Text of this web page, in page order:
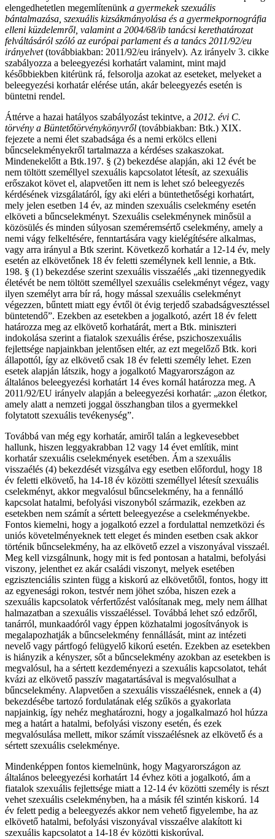
elengedhetetlen megemlítenünk a gyermekek szexuális
bántalmazása, szexuális kizsákmányolása és a gyermekpornográfia
elleni küzdelemről, valamint a 2004/68/ib tanácsi kerethatározat
felváltásáról szóló az európai parlament és a tanács 2011/92/eu
irányelvet(továbbiakban: 2011/92/eu irányelv). Az irányelv 3. cikke
szabályozza a beleegyezési korhatárt valamint, mint majd
későbbiekben kitérünk rá, felsorolja azokat az eseteket, melyeket a
beleegyezési korhatár elérése után, akár beleegyezés esetén is
büntetni rendel.
Áttérve a hazai hatályos szabályozást tekintve, a 2012. évi C.
törvény a Büntetőtörvénykönyvről (továbbiakban: Btk.) XIX.
fejezete a nemi élet szabadsága és a nemi erkölcs elleni
bűncselekményekről tartalmazza a kérdéses szakaszokat.
Mindenekelőtt a Btk.197. § (2) bekezdése alapján, aki 12 évét be
nem töltött személlyel szexuális kapcsolatot létesít, az szexuális
erőszakot követ el, alapvetően itt nem is lehet szó beleegyezés
kérdésének vizsgálatáról, így aki eléri a büntethetőségi korhatárt,
mely jelen esetben 14 év, az minden szexuális cselekmény esetén
elköveti a bűncselekményt. Szexuális cselekménynek minősül a
közösülés és minden súlyosan szeméremsértő cselekmény, amely a
nemi vágy felkeltésére, fenntartására vagy kielégítésére alkalmas,
vagy arra irányul a Btk szerint. Következő korhatár a 12-14 év, mely
esetén az elkövetőnek 18 év feletti személynek kell lennie, a Btk.
198. § (1) bekezdése szerint szexuális visszaélés „aki tizennegyedik
életévét be nem töltött személlyel szexuális cselekményt végez, vagy
ilyen személyt arra bír rá, hogy mással szexuális cselekményt
végezzen, bűntett miatt egy évtől öt évig terjedő szabadságvesztéssel
büntetendő”. Ezekben az esetekben a jogalkotó, azért 18 év felett
határozza meg az elkövető korhatárát, mert a Btk. miniszteri
indokolása szerint a fiatalok szexuális érése, pszichoszexuális
fejlettsége napjainkban jelentősen eltér, az ezt megelőző Btk. kori
állapottól, így az elkövető csak 18 év feletti személy lehet. Ezen
esetek alapján látszik, hogy a jogalkotó Magyarországon az
általános beleegyezési korhatárt 14 éves kornál határozza meg. A
2011/92/EU irányelv alapján a beleegyezési korhatár: „azon életkor,
amely alatt a nemzeti joggal összhangban tilos a gyermekkel
folytatott szexuális tevékenység”.
Továbbá van még egy korhatár, amiről talán a legkevesebbet
hallunk, hiszen leggyakrabban 12 vagy 14 évet említik, mint
korhatár szexuális cselekmények esetében. Ám a szexuális
visszaélés (4) bekezdését vizsgálva egy esetben előfordul, hogy 18
év feletti elkövető, ha 14-18 év közötti személlyel létesít szexuális
cselekményt, akkor megvalósul bűncselekmény, ha a fennálló
kapcsolat hatalmi, befolyási viszonyból származik, ezekben az
esetekben nem számít a sértett beleegyezése a cselekményekbe.
Fontos kiemelni, hogy a jogalkotó ezzel a fordulattal nemzetközi és
uniós követelményeknek tett eleget és minden esetben csak akkor
történik bűncselekmény, ha az elkövető ezzel a viszonyával visszaél.
Meg kell vizsgálnunk, hogy mit is fed pontosan a hatalmi, befolyási
viszony, jelenthet ez akár családi viszonyt, melyek esetében
egzisztenciális szinten függ a kiskorú az elkövetőtől, fontos, hogy itt
az egyenesági rokon, testvér nem jöhet szóba, hiszen ezek a
szexuális kapcsolatok vérfertőzést valósítanak meg, mely nem állhat
halmazatban a szexuális visszaéléssel. Továbbá lehet szó edzőről,
tanárról, munkaadóról vagy éppen közhatalmi jogosítványok is
megalapozhatják a bűncselekmény fennállását, mint az intézeti
nevelő vagy pártfogó felügyelő kikorú esetén. Ezekben az esetekben
is hiányzik a kényszer, sőt a bűncselekmény azokban az esetekben is
megvalósul, ha a sértett kezdeményezi a szexuális kapcsolatot, tehát
kvázi az elkövető passzív magatartásával is megvalósulhat a
bűncselekmény. Alapvetően a szexuális visszaélésnek, ennek a (4)
bekezdésébe tartozó fordulatának elég szűkös a gyakorlata
napjainkig, így nehéz meghatározni, hogy a jogalkalmazó hol húzza
meg a határt a hatalmi, befolyási viszony esetén, és ezek
megvalósulása mellett, mikor számít visszaélésnek az elkövető és a
sértett szexuális cselekménye.
Mindenképpen fontos kiemelnünk, hogy Magyarországon az
általános beleegyezési korhatárt 14 évhez köti a jogalkotó, ám a
fiatalok szexuális fejlettsége miatt a 12-14 év közötti személy is részt
vehet szexuális cselekményben, ha a másik fél szintén kiskorú. 14
év felett pedig a beleegyezés akkor nem vehető figyelembe, ha az
elkövető hatalmi, befolyási viszonyával visszaélve alakított ki
szexuális kapcsolatot a 14-18 év közötti kiskorúval.